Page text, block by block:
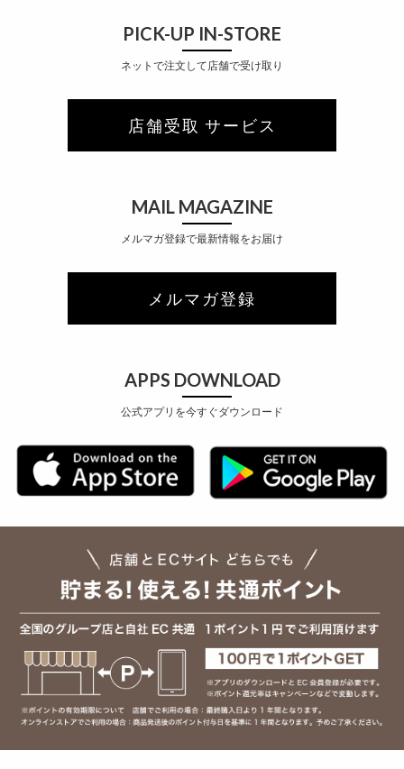
PICK-UP IN-STORE
ネットで注文して店舗で受け取り
店舗受取 サービス
MAIL MAGAZINE
メルマガ登録で最新情報をお届け
メルマガ登録
APPS DOWNLOAD
公式アプリを今すぐダウンロード